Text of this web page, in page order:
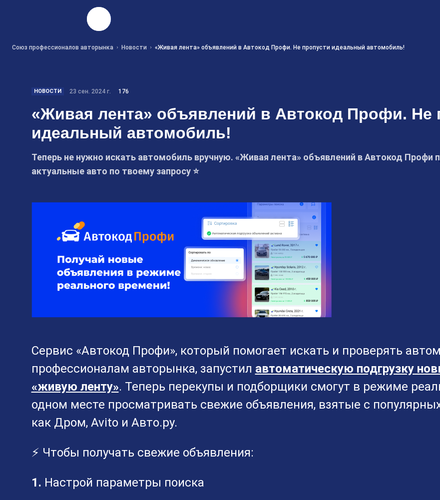
Союз профессионалов авторынка Новости «Живая лента» объявлений в Автокод Профи. Не пропусти идеальный автомобиль!
НОВОСТИ 23 сен. 2024 г. 176
«Живая лента» объявлений в Автокод Профи. Не
идеальный автомобиль!
Теперь не нужно искать автомобиль вручную. «Живая лента» объявлений в Автокод
актуальные авто по твоему запросу ⭐
Сервис «Автокод Профи», который помогает искать и проверять
профессионалам авторынка, запустил автоматическую подгрузку
«живую ленту». Теперь перекупы и подборщики смогут в режиме
одном месте просматривать свежие объявления, взятые с
как Дром, Avito и Авто.ру.
⚡ Чтобы получать свежие объявления:
1. Настрой параметры поиска